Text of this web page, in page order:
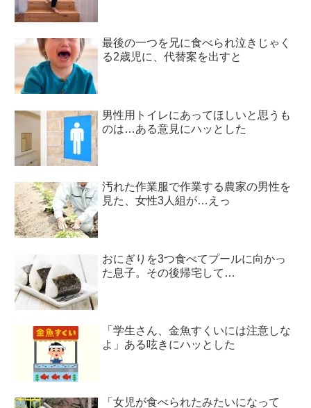
最後の一つを兄に食べられ泣きじゃく
る2歳児に、代替案を出すと
男性用トイレにあってほしいと思うも
のは…ある意見にハッとした
汚れた作業服で作業する農家の男性を
見た、女性3人組が…えっ
おにぎりを3つ食べてプールに向かっ
た息子。その後帰宅して…
「学生さん、金魚すくいには注意しな
よ」ある呟きにハッとした
「女児が食べられたみたいになって